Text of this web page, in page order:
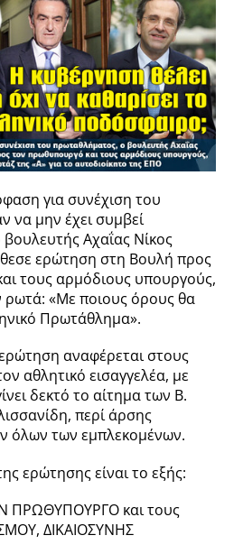
για συνέχιση του
να μην έχει συμβεί
Αχαΐας Νίκος
ερώτηση στη Βουλή προς
τους αρμόδιους υπουργούς,
«Με ποιους όρους θα
Πρωτάθλημα».
αναφέρεται στους
αθλητικό εισαγγελέα, με
δεκτό το αίτημα των Β.
περί άρσης
όλων των εμπλεκομένων.
ερώτησης είναι το εξής:
ΠΡΩΘΥΠΟΥΡΓΟ και τους
ΔΙΚΑΙΟΣΥΝΗΣ